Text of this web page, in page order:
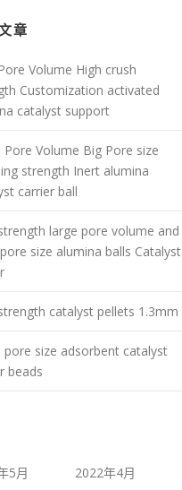
章
Volume High crush
Customization activated
catalyst support
Pore Volume Big Pore size
strength Inert alumina
carrier ball
large pore volume and
size alumina balls Catalyst
catalyst pellets 1.3mm
pore size adsorbent catalyst
beads
5月
2022年4月